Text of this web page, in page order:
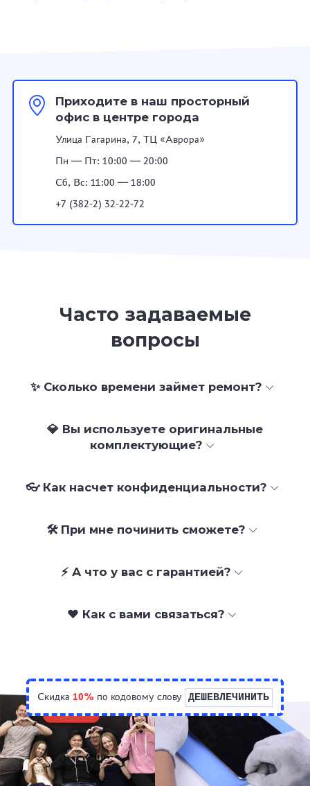
Приходите в наш просторный
офис в центре города
Улица Гагарина, 7, ТЦ «Аврора»
Пн — Пт: 10:00 — 20:00
Сб, Вс: 11:00 — 18:00
+7 (382-2) 32-22-72
Часто задаваемые
вопросы
✨ Сколько времени займет ремонт?
💎 Вы используете оригинальные
комплектующие?
👓 Как насчет конфиденциальности?
🛠 При мне починить сможете?
⚡ А что у вас с гарантией?
❤️ Как с вами связаться?
Скидка 10% по кодовому слову ДЕШЕВЛЕЧИНИТЬ